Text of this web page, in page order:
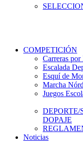
COMPETICIÓN
Carreras por
Escalada
Esquí de
Marcha
Juegos
DOPAJE
Noticias